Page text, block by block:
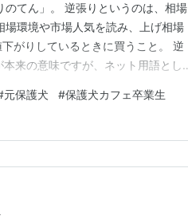
てん」。 逆張りというのは、相場
環境や市場人気を読み、上げ相場
がりしているときに買うこと。 逆
来の意味ですが、ネット用語とし
逆をやりたがる犬」という 感じで
…
元保護犬 #保護犬カフェ卒業生